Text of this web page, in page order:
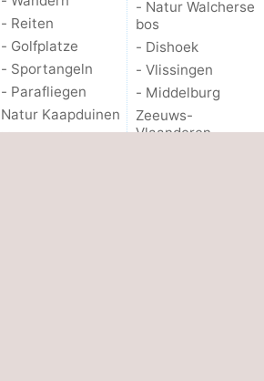
- Reiten
- Golfplatze
- Sportangeln
- Parafliegen
Natur Kaapduinen
Veranstaltungen
- Natur Walcherse
bos
- Dishoek
- Vlissingen
- Middelburg
Zeeuws-
Vlaanderen